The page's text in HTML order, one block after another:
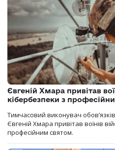
Євгеній Хмара привітав
кібербезпеки з
Тимчасовий виконувач
Євгеній Хмара привітав воїнів
професійним святом.